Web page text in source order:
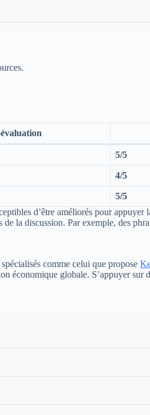
5/5
4/5
5/5
d’être améliorés pour
la discussion. Par exemple, des
comme celui que propose
économique globale. S’appuyer